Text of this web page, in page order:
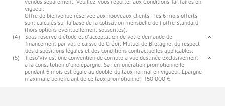
vendus séparément. Veuillez-vous reporter aux Conditions Tarifaires en
vigueur.
Offre de bienvenue réservée aux nouveaux clients : les 6 mois offerts
sont calculés sur la base de la cotisation mensuelle de l'offre Standard
(hors options éventuellement souscrites).
(4)
Sous réserve d'étude et d’acceptation de votre demande de
financement par votre caisse de Crédit Mutuel de Bretagne, du respect
des dispositions légales et des conditions contractuelles applicables.
(5)
Tréso'Viv est une convention de compte à vue destinée exclusivement
à la constitution d’une épargne. Sa rémunération promotionnelle
pendant 6 mois est égale au double du taux normal en vigueur. Épargne
maximale bénéficiant de ce taux promotionnel: 150 000 €.